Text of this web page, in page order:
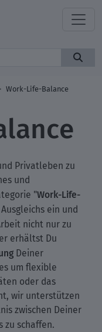
Work-Life-Balance
Privatleben zu
und
"Work-Life-
ein und
nicht nur zu
erhältst Du
Deiner
um flexible
oder das
wir unterstützen
zwischen Deiner
zu schaffen.